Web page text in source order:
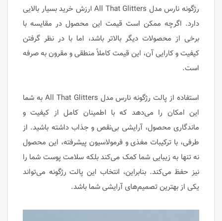
رژگونه نارس مدل All That Glitters ارزش خرید بسیار بالایی
دارد. اگرچه ممکن است قیمت این محصول در مقایسه با
برخی از محصولات دیگر بالاتر باشد، اما با در نظر گرفتن
کیفیت و کارایی آن، این قیمت کاملاً منطقی و مقرون به صرفه
است.
استفاده از پالت رژگونه نارس مدل All That Glitters به شما
این امکان را می‌دهد که با اطمینان کامل از کیفیت و
ماندگاری محصول، آرایشی بی‌نقص و جذاب داشته باشید. از
طرفی، با ترکیبات مغذی و فرمولاسیون پیشرفته، این محصول
نه تنها به زیبایی شما کمک می‌کند بلکه سلامت پوست شما را
نیز حفظ می‌کند. بنابراین، انتخاب این پالت رژگونه می‌تواند
یکی از بهترین تصمیم‌های آرایشی شما باشد.